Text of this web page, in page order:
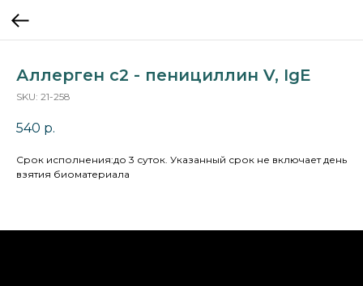
Аллерген c2 - пенициллин V, IgE
SKU: 21-258
540 р.
Cрок исполнения:до 3 суток. Указанный срок не включает день
взятия биоматериала